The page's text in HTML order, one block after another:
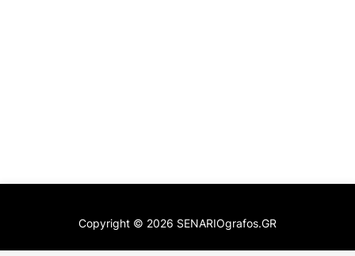
Copyright © 2026 SENARIOgrafos.GR